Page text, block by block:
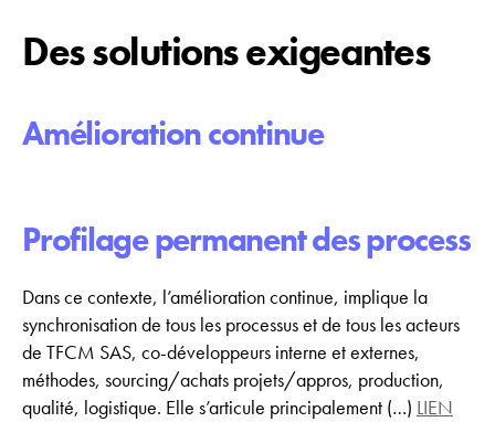
Des solutions exigeantes
Amélioration continue
Profilage permanent des process
Dans ce contexte, l’amélioration continue, implique la
synchronisation de tous les processus et de tous les acteurs
de TFCM SAS, co-développeurs interne et externes,
méthodes, sourcing/achats projets/appros, production,
qualité, logistique. Elle s’articule principalement (…) LIEN